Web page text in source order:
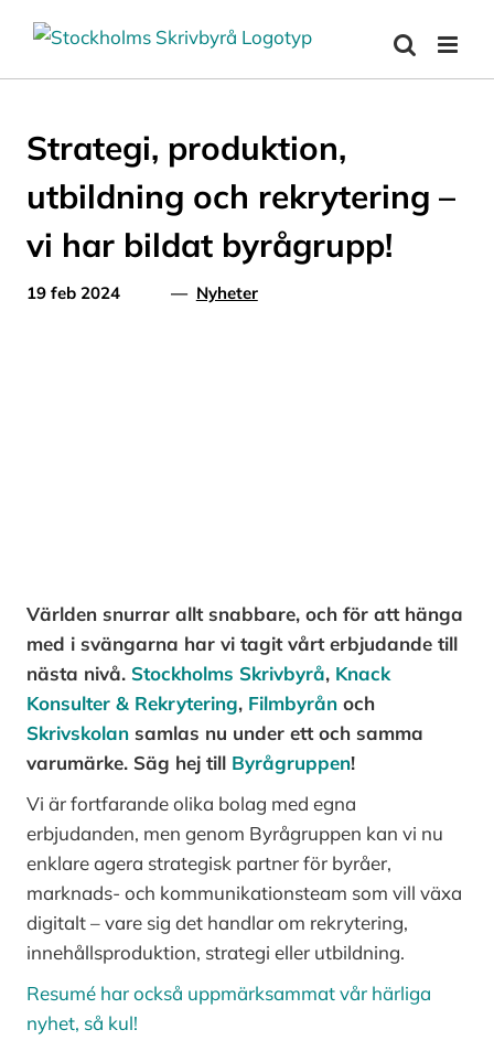
innehållet
Strategi, produktion,
utbildning och rekrytering –
vi har bildat byrågrupp!
19 feb 2024 — Nyheter
Världen snurrar allt snabbare, och för att hänga
med i svängarna har vi tagit vårt erbjudande till
nästa nivå. Stockholms Skrivbyrå, Knack
Konsulter & Rekrytering, Filmbyrån och
Skrivskolan samlas nu under ett och samma
varumärke. Säg hej till Byrågruppen!
Vi är fortfarande olika bolag med egna
erbjudanden, men genom Byrågruppen kan vi nu
enklare agera strategisk partner för byråer,
marknads- och kommunikationsteam som vill växa
digitalt – vare sig det handlar om rekrytering,
innehållsproduktion, strategi eller utbildning.
Resumé har också uppmärksammat vår härliga
nyhet, så kul!